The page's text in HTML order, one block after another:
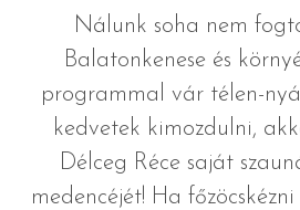
Nálunk soha nem
Balatonkenese és
programmal vár télen-
kedvetek kimozdulni,
Délceg Réce saját
medencéjét! Ha